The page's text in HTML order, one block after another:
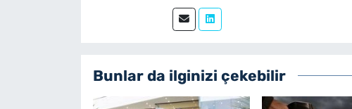
Bunlar da ilginizi çekebilir